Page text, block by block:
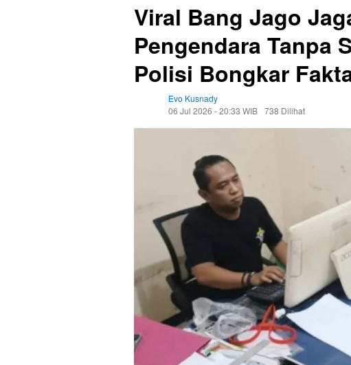
Viral Bang Jago
Pengendara Tanpa
Polisi Bongkar
Evo Kusnady
06 Jul 2026 - 20:33 WIB 738 Dilihat